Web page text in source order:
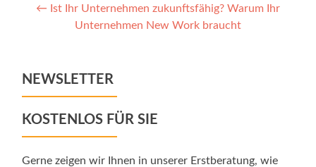
Post
navigation
← Ist Ihr Unternehmen zukunftsfähig? Warum Ihr
Unternehmen New Work braucht
NEWSLETTER
KOSTENLOS FÜR SIE
Gerne zeigen wir Ihnen in unserer Erstberatung, wie